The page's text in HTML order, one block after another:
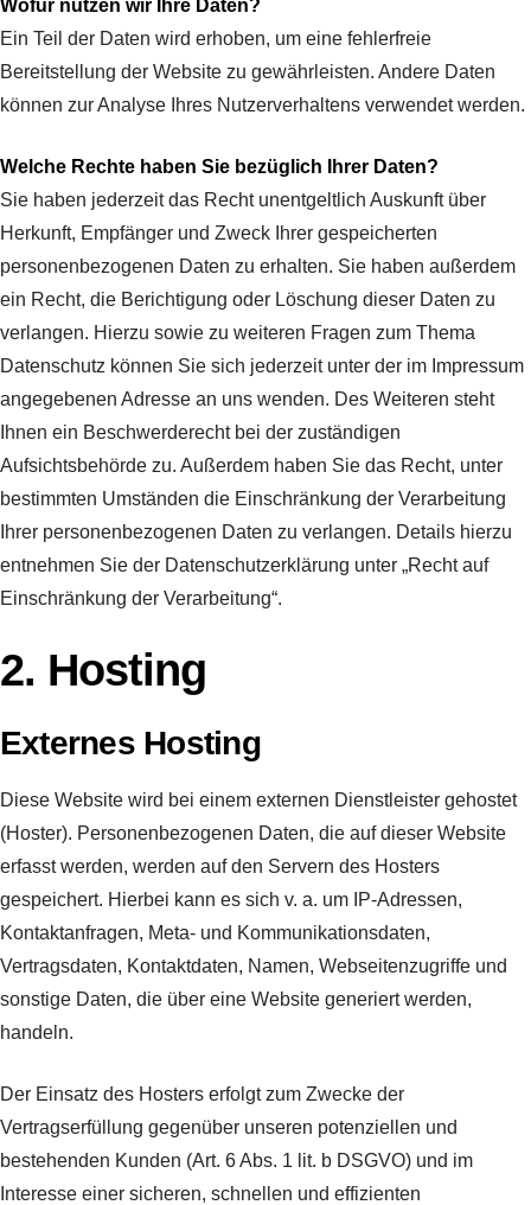
Wofür nutzen wir Ihre Daten?
Ein Teil der Daten wird erhoben, um eine fehlerfreie
Bereitstellung der Website zu gewährleisten. Andere Daten
können zur Analyse Ihres Nutzerverhaltens verwendet werden.
Welche Rechte haben Sie bezüglich Ihrer Daten?
Sie haben jederzeit das Recht unentgeltlich Auskunft über
Herkunft, Empfänger und Zweck Ihrer gespeicherten
personenbezogenen Daten zu erhalten. Sie haben außerdem
ein Recht, die Berichtigung oder Löschung dieser Daten zu
verlangen. Hierzu sowie zu weiteren Fragen zum Thema
Datenschutz können Sie sich jederzeit unter der im Impressum
angegebenen Adresse an uns wenden. Des Weiteren steht
Ihnen ein Beschwerderecht bei der zuständigen
Aufsichtsbehörde zu. Außerdem haben Sie das Recht, unter
bestimmten Umständen die Einschränkung der Verarbeitung
Ihrer personenbezogenen Daten zu verlangen. Details hierzu
entnehmen Sie der Datenschutzerklärung unter „Recht auf
Einschränkung der Verarbeitung“.
2. Hosting
Externes Hosting
Diese Website wird bei einem externen Dienstleister gehostet
(Hoster). Personenbezogenen Daten, die auf dieser Website
erfasst werden, werden auf den Servern des Hosters
gespeichert. Hierbei kann es sich v. a. um IP-Adressen,
Kontaktanfragen, Meta- und Kommunikationsdaten,
Vertragsdaten, Kontaktdaten, Namen, Webseitenzugriffe und
sonstige Daten, die über eine Website generiert werden,
handeln.
Der Einsatz des Hosters erfolgt zum Zwecke der
Vertragserfüllung gegenüber unseren potenziellen und
bestehenden Kunden (Art. 6 Abs. 1 lit. b DSGVO) und im
Interesse einer sicheren, schnellen und effizienten